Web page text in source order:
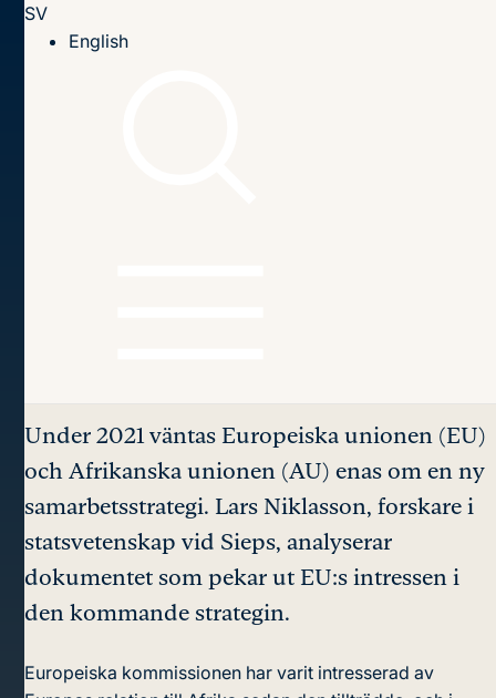
SV
English
Under 2021 väntas Europeiska unionen (EU)
och Afrikanska unionen (AU) enas om en ny
samarbetsstrategi. Lars Niklasson, forskare i
statsvetenskap vid Sieps, analyserar
dokumentet som pekar ut EU:s intressen i
den kommande strategin.
Europeiska kommissionen har varit intresserad av